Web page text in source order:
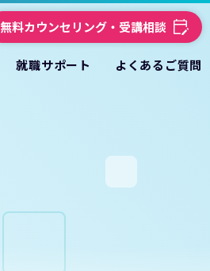
就職サポート よくあるご質問
無料カウンセリング・受講相談